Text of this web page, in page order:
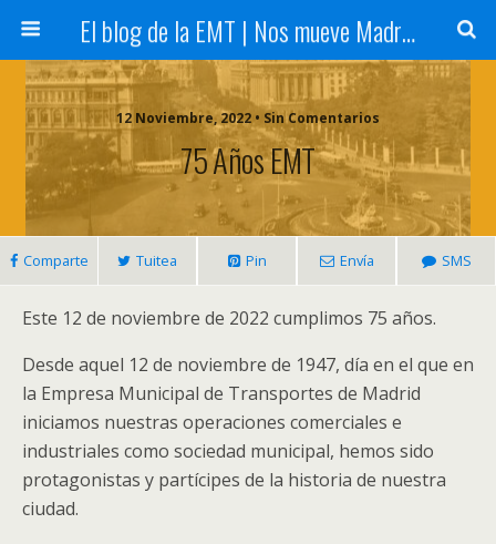
El blog de la EMT | Nos mueve Madrid
12 Noviembre, 2022 • Sin Comentarios
75 Años EMT
Comparte Tuitea Pin Envía SMS
Este 12 de noviembre de 2022 cumplimos 75 años.
Desde aquel 12 de noviembre de 1947, día en el que en
la Empresa Municipal de Transportes de Madrid
iniciamos nuestras operaciones comerciales e
industriales como sociedad municipal, hemos sido
protagonistas y partícipes de la historia de nuestra
ciudad.